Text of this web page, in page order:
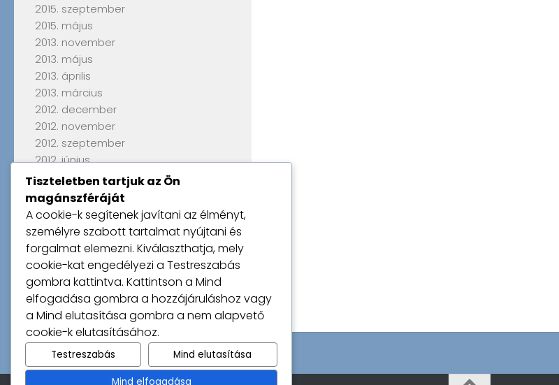
2015. szeptember
2015. május
2013. november
2013. május
2013. április
2013. március
2012. december
2012. november
2012. szeptember
2012. június
2012. április
2012. március
2012. január
2011. szeptember
Utolsó kommentek
Nincs megjeleníthető bejegyzés.
Tiszteletben tartjuk az Ön
magánszféráját
A cookie-k segítenek javítani az élményt,
személyre szabott tartalmat nyújtani és
forgalmat elemezni. Kiválaszthatja, mely
cookie-kat engedélyezi a Testreszabás
gombra kattintva. Kattintson a Mind
elfogadása gombra a hozzájáruláshoz vagy
a Mind elutasítása gombra a nem alapvető
cookie-k elutasításához.
Testreszabás Mind elutasítása
Mind elfogadása